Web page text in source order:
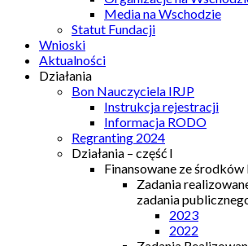
Media na Wschodzie
Statut Fundacji
Wnioski
Aktualności
Działania
Bon Nauczyciela IRJP
Instrukcja rejestracji
Informacja RODO
Regranting 2024
Działania – część I
Finansowane ze
Zadania
zadania
2023
2022